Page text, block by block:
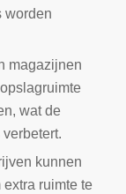
worden
magazijnen
wat de
kunnen
ruimte te